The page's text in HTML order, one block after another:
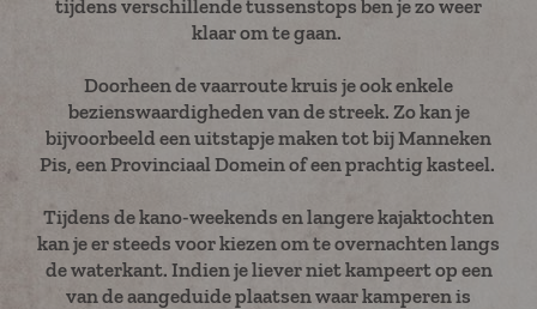
tijdens verschillende tussenstops ben je zo weer
klaar om te gaan.
Doorheen de vaarroute kruis je ook enkele
bezienswaardigheden van de streek. Zo kan je
bijvoorbeeld een uitstapje maken tot bij Manneken
Pis, een Provinciaal Domein of een prachtig kasteel.
Tijdens de kano-weekends en langere kajaktochten
kan je er steeds voor kiezen om te overnachten langs
de waterkant. Indien je liever niet kampeert op een
van de aangeduide plaatsen waar kamperen is